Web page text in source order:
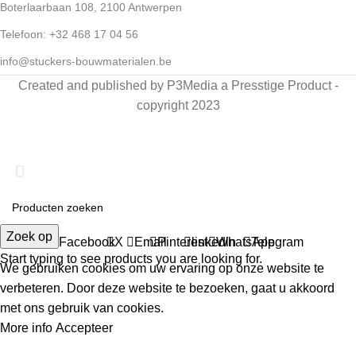
Boterlaarbaan 108, 2100 Antwerpen
Telefoon: +32 468 17 04 56
info@stuckers-bouwmaterialen.be
Created and published by P3Media a Presstige Product -
copyright 2023
Zoek op
Start typing to see products you are looking for.
Snelle levering van bouwmaterialen in België & Nederland
FacebookX EmailPinterestlinkedinWhatsAppTelegram
We gebruiken cookies om uw ervaring op onze website te
verbeteren. Door deze website te bezoeken, gaat u akkoord
met ons gebruik van cookies.
More info Accepteer